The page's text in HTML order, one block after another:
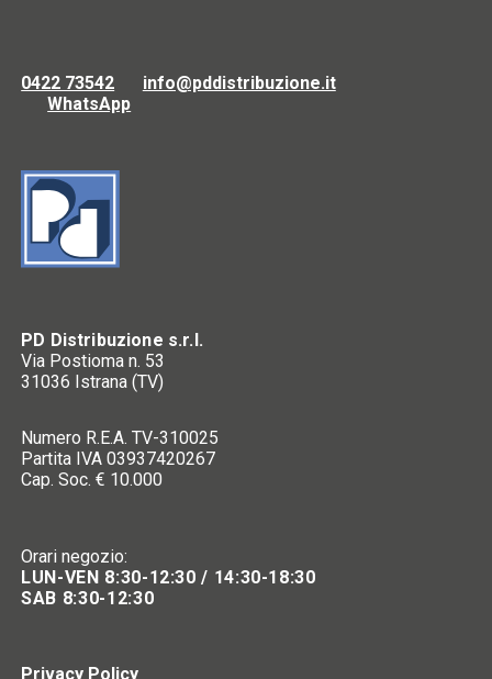
0422 73542
info@pddistribuzione.it
WhatsApp
PD Distribuzione s.r.l.
Via Postioma n. 53
31036 Istrana (TV)
Numero R.E.A. TV-310025
Partita IVA 03937420267
Cap. Soc. € 10.000
Orari negozio:
LUN-VEN 8:30-12:30 / 14:30-18:30
SAB 8:30-12:30
Privacy Policy